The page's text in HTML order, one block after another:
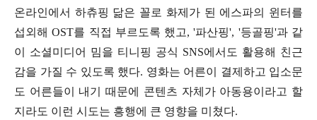
온라인에서 하츄핑 닮은 꼴로 화제가 된 에스파의 윈터를
섭외해 OST를 직접 부르도록 했고, '파산핑', '등골핑'과 같
이 소셜미디어 밈을 티니핑 공식 SNS에서도 활용해 친근
감을 가질 수 있도록 했다. 영화는 어른이 결제하고 입소문
도 어른들이 내기 때문에 콘텐츠 자체가 아동용이라고 할
지라도 이런 시도는 흥행에 큰 영향을 미쳤다.